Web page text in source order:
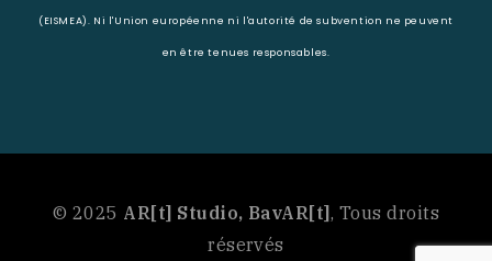
(EISMEA). Ni l'Union européenne ni l'autorité de subvention ne peuvent
en être tenues responsables.
© 2025 AR[t] Studio, BavAR[t], Tous droits
réservés